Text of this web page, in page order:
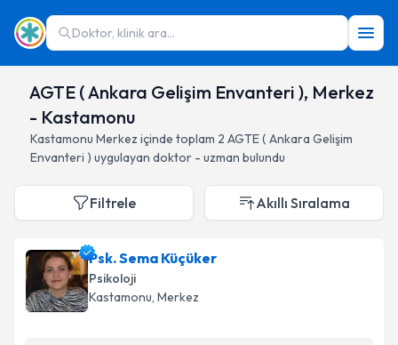
Doktor, klinik ara...
AGTE ( Ankara Gelişim Envanteri ), Merkez
- Kastamonu
Kastamonu Merkez içinde toplam 2 AGTE ( Ankara Gelişim
Envanteri ) uygulayan doktor - uzman bulundu
Filtrele Akıllı Sıralama
Psk. Sema Küçüker
Psikoloji
Kastamonu, Merkez